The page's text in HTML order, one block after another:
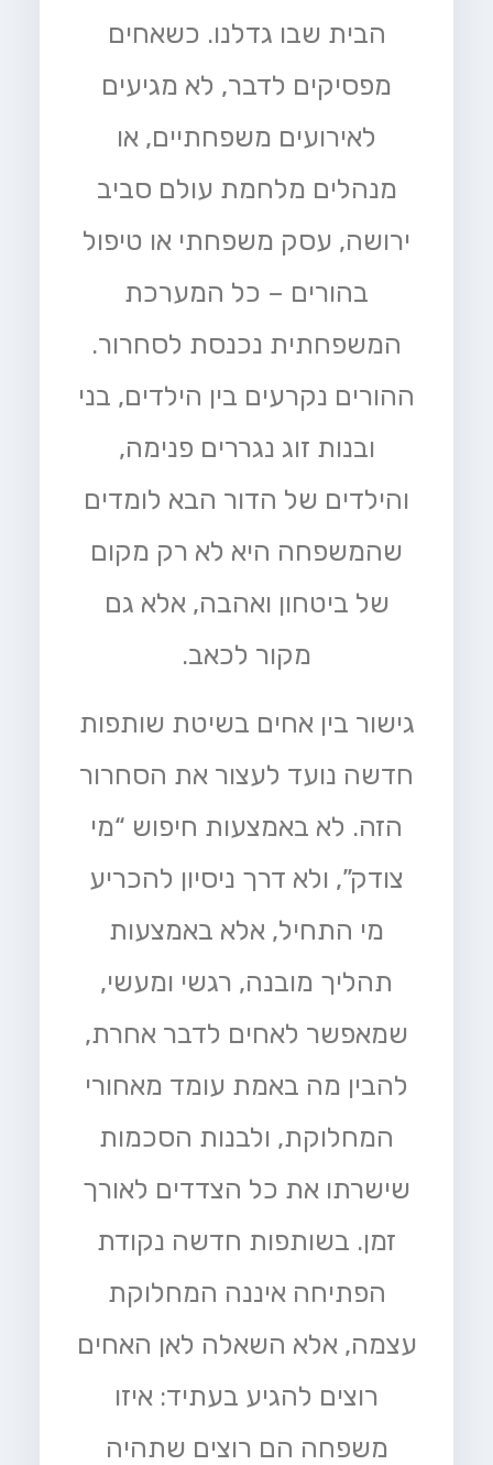
הבית שבו גדלנו. כשאחים
מפסיקים לדבר, לא מגיעים
לאירועים משפחתיים, או
מנהלים מלחמת עולם סביב
ירושה, עסק משפחתי או טיפול
בהורים – כל המערכת
המשפחתית נכנסת לסחרור.
ההורים נקרעים בין הילדים, בני
ובנות זוג נגררים פנימה,
והילדים של הדור הבא לומדים
שהמשפחה היא לא רק מקום
של ביטחון ואהבה, אלא גם
מקור לכאב.
גישור בין אחים בשיטת שותפות
חדשה נועד לעצור את הסחרור
הזה. לא באמצעות חיפוש “מי
צודק”, ולא דרך ניסיון להכריע
מי התחיל, אלא באמצעות
תהליך מובנה, רגשי ומעשי,
שמאפשר לאחים לדבר אחרת,
להבין מה באמת עומד מאחורי
המחלוקת, ולבנות הסכמות
שישרתו את כל הצדדים לאורך
זמן. בשותפות חדשה נקודת
הפתיחה איננה המחלוקת
עצמה, אלא השאלה לאן האחים
רוצים להגיע בעתיד: איזו
משפחה הם רוצים שתהיה